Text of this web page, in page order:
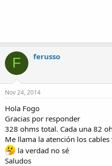
F ferusso
Nov 24, 2014
Hola Fogo
Gracias por responder
328 ohms total. Cada una 82
Me llama la atención los
la verdad no sé
Saludos